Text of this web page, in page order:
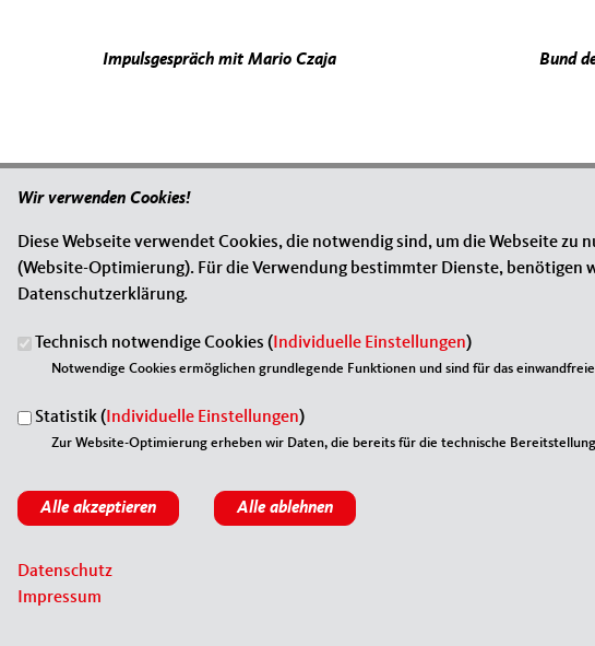
Impulsgespräch mit Mario Czaja Bund
MIT Mecklenburgische Seenplatte
Stargarder Straße 10b
Telefon:0395 / 57064501
E-Mail:
info@mit-mse.de
Wir verwenden Cookies!
Diese Webseite verwendet Cookies, die notwendig sind, um die Webseite
(Website-Optimierung). Für die Verwendung bestimmter Dienste,
Datenschutzerklärung.
Technisch notwendige Cookies (Individuelle Einstellungen)
Notwendige Cookies ermöglichen grundlegende Funktionen und sind für das
Statistik (Individuelle Einstellungen)
Zur Website-Optimierung erheben wir Daten, die bereits für die technische
Datenschutz
Impressum